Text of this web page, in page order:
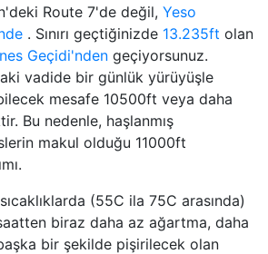
Route 7'de değil, Yeso
. Sınırı geçtiğinizde 13.235ft olan
Geçidi'nden geçiyorsunuz.
vadide bir günlük yürüyüşle
mesafe 10500ft veya daha
Bu nedenle, haşlanmış
makul olduğu 11000ft
(55C ila 75C arasında)
biraz daha az ağartma, daha
bir şekilde pişirilecek olan